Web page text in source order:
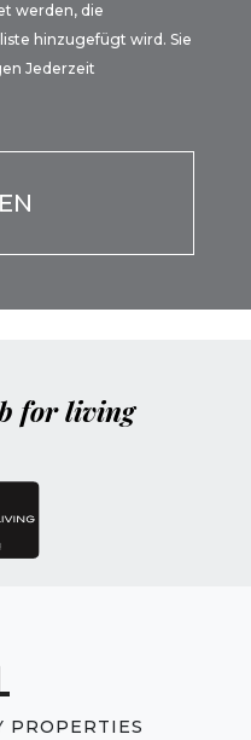
werden, die
hinzugefügt wird. Sie
Jederzeit
for living
PROPERTIES